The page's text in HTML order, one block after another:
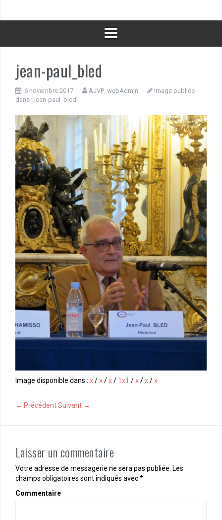
jean-paul_bled
6 novembre 2017 AJVP_webAdmin
Image publiée
dans : jean-paul_bled
Image disponible dans : x/x/x/ 1x1 /x/x/x
← PrécédentSuivant →
Laisser un commentaire
Votre adresse de messagerie ne sera pas publiée. Les
champs obligatoires sont indiqués avec*
Commentaire